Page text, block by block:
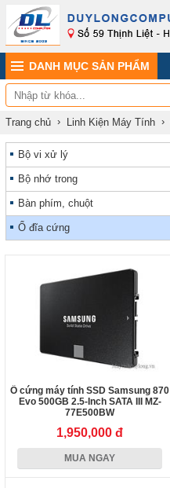
DANH MỤC SẢN PHẨM
Trang chủ Linh Kiện Máy Tính
Bộ vi xử lý
Bộ nhớ trong
Bàn phím, chuột
Ổ đĩa cứng
Ổ cứng máy tính SSD Samsung 870
Evo 500GB 2.5-Inch SATA III MZ-
77E500BW
1,950,000 đ
MUA NGAY